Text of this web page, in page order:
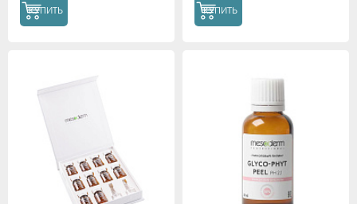
КУПИТЬ КУПИТЬ